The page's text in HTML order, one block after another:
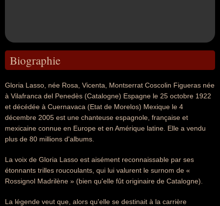
Biographie
Gloria Lasso, née Rosa, Vicenta, Montserrat Coscolin Figueras née
à Vilafranca del Penedès (Catalogne) Espagne le 25 octobre 1922
et décédée à Cuernavaca (Etat de Morelos) Mexique le 4
décembre 2005 est une chanteuse espagnole, française et
mexicaine connue en Europe et en Amérique latine. Elle a vendu
plus de 80 millions d'albums.
La voix de Gloria Lasso est aisément reconnaissable par ses
étonnants trilles roucoulants, qui lui valurent le surnom de «
Rossignol Madrilène » (bien qu'elle fût originaire de Catalogne).
La légende veut que, alors qu'elle se destinait à la carrière